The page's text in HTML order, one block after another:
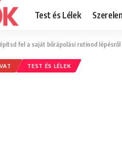
Test és Lélek
fel a saját bőrápolási rutinod lépésről
TEST ÉS LÉLEK